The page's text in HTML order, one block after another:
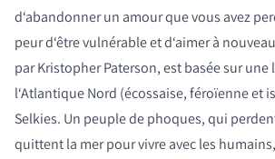
d‘abandonner un amour que vous avez
peur d‘être vulnérable et d‘aimer à
par Kristopher Paterson, est basée sur une
l‘Atlantique Nord (écossaise, féroïenne et
Selkies. Un peuple de phoques, qui
quittent la mer pour vivre avec les